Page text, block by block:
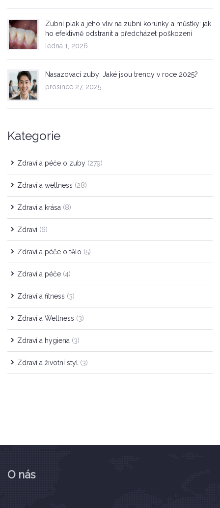
Zubní plak a jeho vliv na zubní korunky a můstky: jak
ho efektivně odstranit a předcházet poškození
ledna 1, 2026
Nasazovací zuby: Jaké jsou trendy v roce 2025?
prosince 27, 2025
Kategorie
Zdraví a péče o zuby (279)
Zdraví a wellness (28)
Zdraví a krása (8)
Zdraví (6)
Zdraví a péče o tělo (5)
Zdraví a péče (4)
Zdraví a fitness (3)
Zdraví a Wellness (3)
Zdraví a hygiena (3)
Zdraví a životní styl (3)
O nás